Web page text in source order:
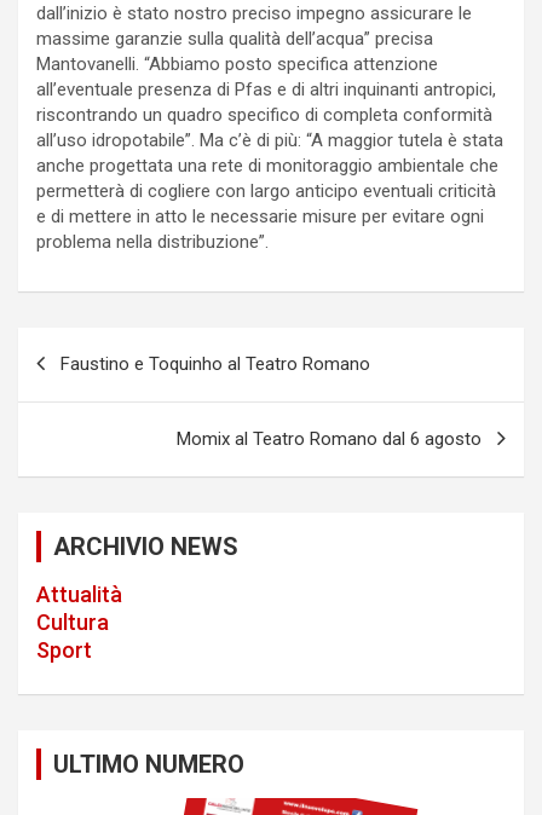
dall’inizio è stato nostro preciso impegno assicurare le
massime garanzie sulla qualità dell’acqua” precisa
Mantovanelli. “Abbiamo posto specifica attenzione
all’eventuale presenza di Pfas e di altri inquinanti antropici,
riscontrando un quadro specifico di completa conformità
all’uso idropotabile”. Ma c’è di più: “A maggior tutela è stata
anche progettata una rete di monitoraggio ambientale che
permetterà di cogliere con largo anticipo eventuali criticità
e di mettere in atto le necessarie misure per evitare ogni
problema nella distribuzione”.
a
Faustino e Toquinho al Teatro Romano
Momix al Teatro Romano dal 6 agosto
ARCHIVIO NEWS
Attualità
Cultura
Sport
ULTIMO NUMERO